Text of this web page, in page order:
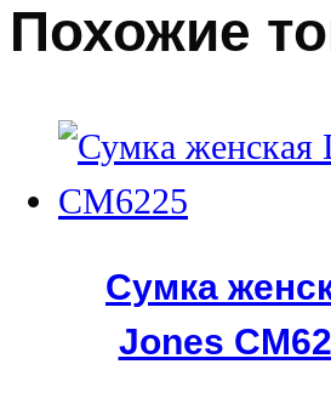
Похожие
Сумка
Jones